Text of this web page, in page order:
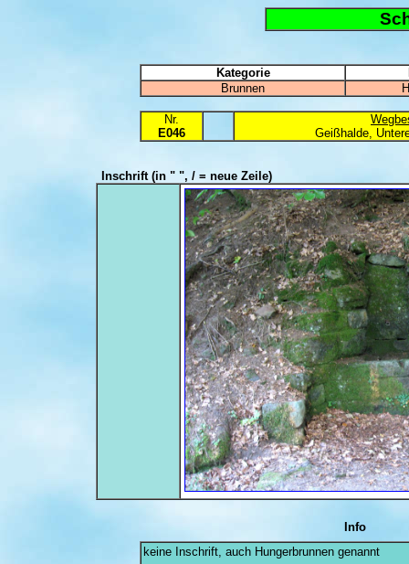
Kategorie
Brunnen
Nr.
E046
Geißhalde,
Inschrift(in " ", / = neue Zeile)
Info
keine Inschrift, auch Hungerbrunnen genannt